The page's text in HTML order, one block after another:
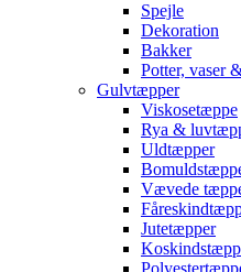
Spejle
Dekoration
Bakker
Potter, vaser
Gulvtæpper
Viskosetæppe
Rya &
Uldtæpper
Vævede
Jutetæpper